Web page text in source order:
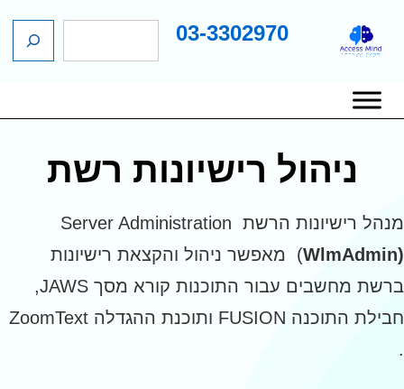
03-3302970
ניווט
ראשי
ניהול רישיונות רשת
מנהל רישיונות הרשת Server Administration
( מאפשר ניהול והקצאת רישיונות
ברשת מחשבים עבור התוכנות קורא מסך JAWS,
חבילת התוכנה FUSION ותוכנת ההגדלה ZoomText